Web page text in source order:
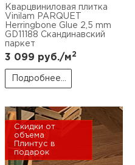
Кварцвиниловая плитка
Vinilam PARQUET
Herringbone Glue 2,5 mm
GD11188 Скандинавский
паркет
3 099 руб./м2
Подробнее...
Скидки от
объема
Плинтус в
подарок